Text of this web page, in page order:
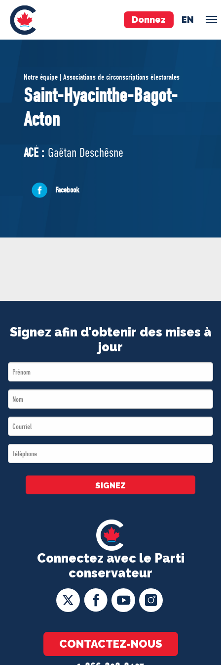
Donnez EN
ÉQUIPE
Pierre Poilievre
Vos députés conservateurs
Cabinet fantôme
ACÉ
À PROPOS
Documents constitutifs
Notre équipe | Associations de circonscriptions électorales
Saint-Hyacinthe-Bagot-
Acton
ACÉ : Gaëtan Deschêsne
Facebook
Connectez avec le Parti
conservateur
CONTACTEZ-NOUS
Signez afin d'obtenir des mises à
jour
First
Name
Last
Name
Email
*
Téléphone
*
SIGNEZ